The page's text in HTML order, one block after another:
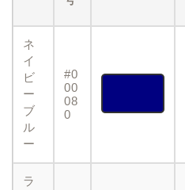
ネ
イ
ビ
ー
ブ
ル
ー
#0
00
08
0
ラ